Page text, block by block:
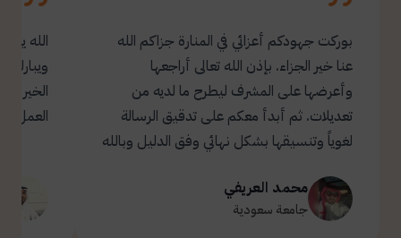
بوركت جهودكم أعزائي في المنارة جزاكم الله
عنا خير الجزاء. بإذن الله تعالى أراجعها
وأعرضها على المشرف ليطرح ما لديه من
تعديلات. ثم أبدأ معكم على تدقيق الرسالة
لغوياً وتنسيقها بشكل نهائي وفق الدليل وبالله
محمد العريفي
جامعة سعودية
الله
العمل.